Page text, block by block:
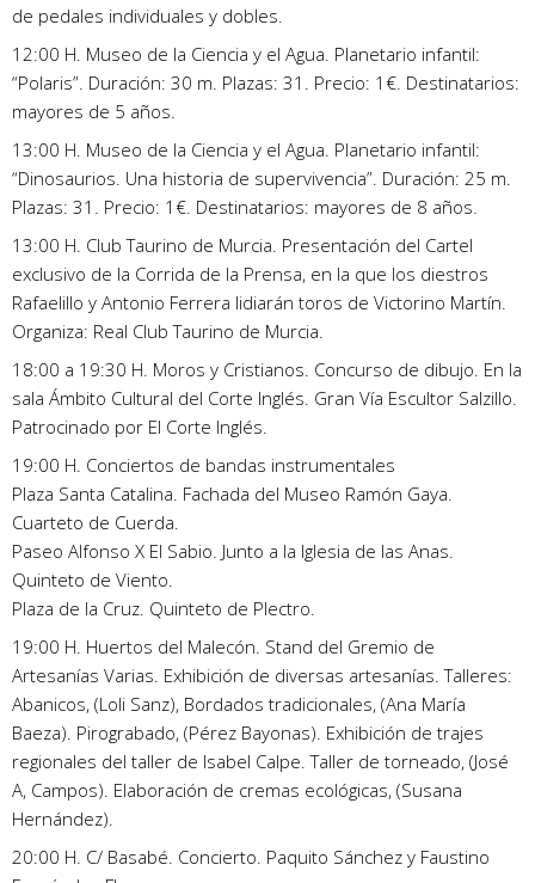
de pedales individuales y dobles.
12:00 H. Museo de la Ciencia y el Agua. Planetario infantil:
“Polaris”. Duración: 30 m. Plazas: 31. Precio: 1€. Destinatarios:
mayores de 5 años.
13:00 H. Museo de la Ciencia y el Agua. Planetario infantil:
“Dinosaurios. Una historia de supervivencia”. Duración: 25 m.
Plazas: 31. Precio: 1€. Destinatarios: mayores de 8 años.
13:00 H. Club Taurino de Murcia. Presentación del Cartel
exclusivo de la Corrida de la Prensa, en la que los diestros
Rafaelillo y Antonio Ferrera lidiarán toros de Victorino Martín.
Organiza: Real Club Taurino de Murcia.
18:00 a 19:30 H. Moros y Cristianos. Concurso de dibujo. En la
sala Ámbito Cultural del Corte Inglés. Gran Vía Escultor Salzillo.
Patrocinado por El Corte Inglés.
19:00 H. Conciertos de bandas instrumentales
Plaza Santa Catalina. Fachada del Museo Ramón Gaya.
Cuarteto de Cuerda.
Paseo Alfonso X El Sabio. Junto a la Iglesia de las Anas.
Quinteto de Viento.
Plaza de la Cruz. Quinteto de Plectro.
19:00 H. Huertos del Malecón. Stand del Gremio de
Artesanías Varias. Exhibición de diversas artesanías. Talleres:
Abanicos, (Loli Sanz), Bordados tradicionales, (Ana María
Baeza). Pirograbado, (Pérez Bayonas). Exhibición de trajes
regionales del taller de Isabel Calpe. Taller de torneado, (José
A, Campos). Elaboración de cremas ecológicas, (Susana
Hernández).
20:00 H. C/ Basabé. Concierto. Paquito Sánchez y Faustino